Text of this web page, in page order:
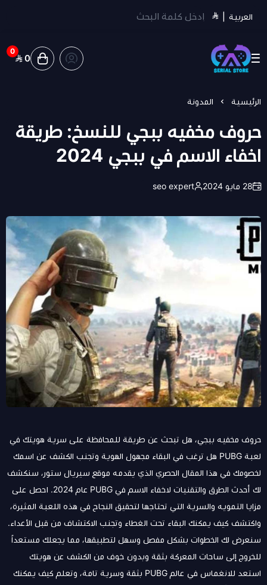
العربية
سيريل ستور | Serial Store
0
0
الرئيسية المدونة
حروف مخفيه ببجي للنسخ: طريقة
اخفاء الاسم في ببجي 2024
28 مايو 2024 seo expert
حروف مخفيه ببجي، هل تبحث عن طريقة للمحافظة على سرية هويتك في
لعبة PUBG هل ترغب في البقاء مجهول الهوية وتجنب الكشف عن اسمك
لخصومك في هذا المقال الحصري الذي يقدمه موقع سيريال ستور، سنكشف
لك أحدث الطرق والتقنيات لاخفاء الاسم في PUBG عام 2024. احصل على
مزايا التمويه والسرية التي تحتاجها لتحقيق النجاح في هذه اللعبة المثيرة،
واكتشف كيف يمكنك البقاء تحت الغطاء وتجنب الاكتشاف من قبل الأعداء.
سنعرض لك الخطوات بشكل مفصل وسهل لتطبيقها، مما يجعلك مستعداً
للخروج إلى ساحات المعركة بثقة وبدون خوف من الكشف عن هويتك
استعد للانغماس في عالم PUBG بثقة وسرية تامة، وتعلم كيف يمكنك